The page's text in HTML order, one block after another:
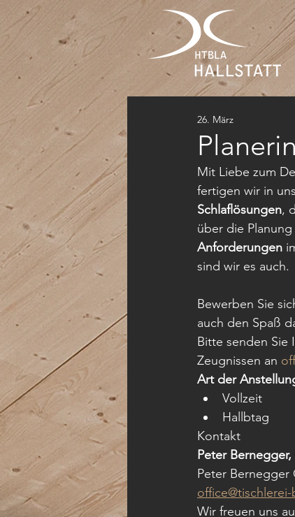
26. März
Mit Liebe zum
fertigen wir in
Schlaflösungen,
über die
Anforderungen
sind wir es auch.
Bewerben Sie
auch den Spaß
Bitte senden Sie
Zeugnissen an
Art der
Vollzeit
Hallbtag
Kontakt
Peter
Peter Bernegger
Wir freuen uns